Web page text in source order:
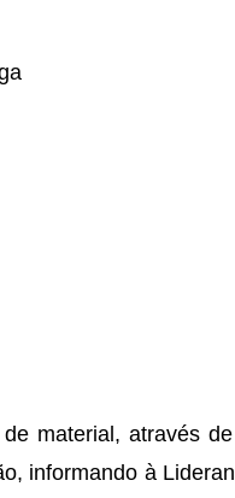
material, através
informando à